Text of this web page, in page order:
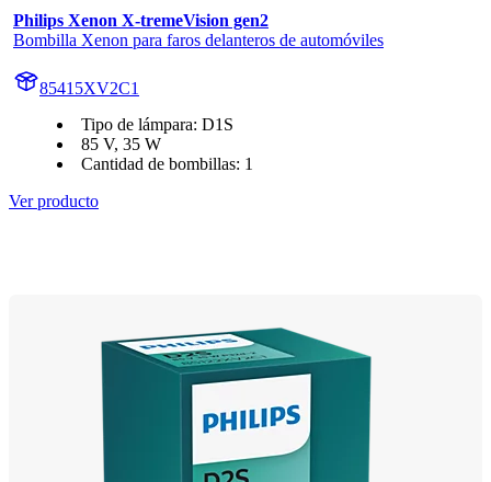
Philips Xenon X-tremeVision gen2
Bombilla Xenon para faros delanteros de automóviles
85415XV2C1
Tipo de lámpara: D1S
85 V, 35 W
Cantidad de bombillas: 1
Ver producto